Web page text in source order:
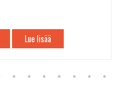
Lue lisää